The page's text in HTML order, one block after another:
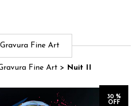
Gravura Fine Art
Fine Art > Nuit II
30 %
OFF